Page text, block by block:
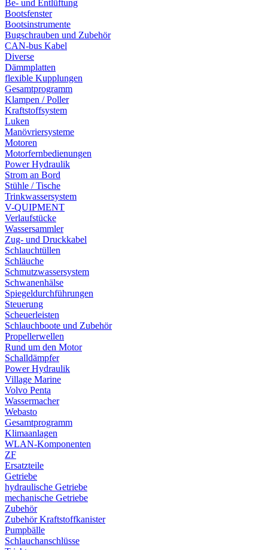
Be- und Entlüftung
Bootsfenster
Bootsinstrumente
Bugschrauben und Zubehör
CAN-bus Kabel
Diverse
Dämmplatten
flexible Kupplungen
Gesamtprogramm
Klampen / Poller
Kraftstoffsystem
Luken
Manövriersysteme
Motoren
Motorfernbedienungen
Power Hydraulik
Strom an Bord
Stühle / Tische
Trinkwassersystem
V-QUIPMENT
Verlaufstücke
Wassersammler
Zug- und Druckkabel
Schlauchtüllen
Schläuche
Schmutzwassersystem
Schwanenhälse
Spiegeldurchführungen
Steuerung
Scheuerleisten
Schlauchboote und Zubehör
Propellerwellen
Rund um den Motor
Schalldämpfer
Power Hydraulik
Village Marine
Volvo Penta
Wassermacher
Webasto
Gesamtprogramm
Klimaanlagen
WLAN-Komponenten
ZF
Ersatzteile
Getriebe
hydraulische Getriebe
mechanische Getriebe
Zubehör
Zubehör Kraftstoffkanister
Pumpbälle
Schlauchanschlüsse